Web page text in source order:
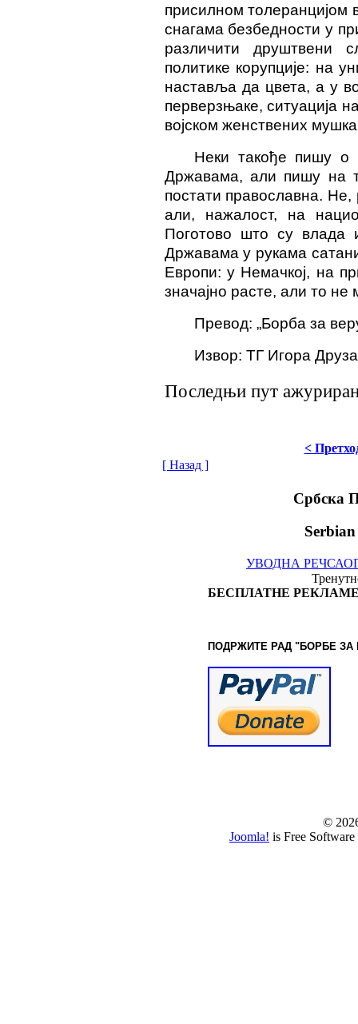
присилном толеранцијом
снагама безбедности у
различити друштвени
политике корупције: на
наставља да цвета, а у
перверзњаке, ситуација
војском женствених
Неки такође пишу о
Државама, али пишу на
постати православна. Не,
али, нажалост, на
Поготово што су влада
Државама у рукама
Европи: у Немачкој, на
значајно расте, али то
Превод: „Борба за
Извор: ТГ Игора Друза
Последњи пут
<
[ Назад ]
Србска
УВОДНА РЕЧ
БЕСПЛАТНЕ
ПОДРЖИТЕ РАД "БОРБЕ ЗА
©
Joomla! is Free